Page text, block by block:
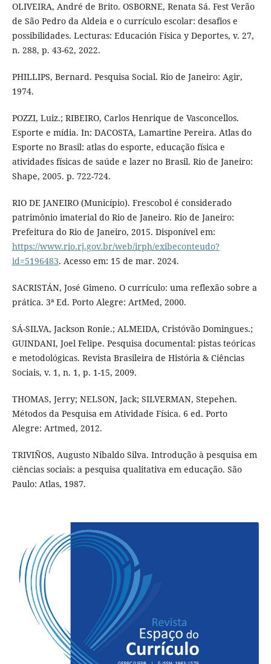
OLIVEIRA, André de Brito. OSBORNE, Renata Sá. Fest Verão
de São Pedro da Aldeia e o currículo escolar: desafios e
possibilidades. Lecturas: Educación Física y Deportes, v. 27,
n. 288, p. 43-62, 2022.
PHILLIPS, Bernard. Pesquisa Social. Rio de Janeiro: Agir,
1974.
POZZI, Luiz.; RIBEIRO, Carlos Henrique de Vasconcellos.
Esporte e mídia. In: DACOSTA, Lamartine Pereira. Atlas do
Esporte no Brasil: atlas do esporte, educação física e
atividades físicas de saúde e lazer no Brasil. Rio de Janeiro:
Shape, 2005. p. 722-724.
RIO DE JANEIRO (Município). Frescobol é considerado
patrimônio imaterial do Rio de Janeiro. Rio de Janeiro:
Prefeitura do Rio de Janeiro, 2015. Disponível em:
https://www.rio.rj.gov.br/web/irph/exibeconteudo?
id=5196483. Acesso em: 15 de mar. 2024.
SACRISTÁN, José Gimeno. O currículo: uma reflexão sobre a
prática. 3ª Ed. Porto Alegre: ArtMed, 2000.
SÁ-SILVA, Jackson Ronie.; ALMEIDA, Cristóvão Domingues.;
GUINDANI, Joel Felipe. Pesquisa documental: pistas teóricas
e metodológicas. Revista Brasileira de História & Ciências
Sociais, v. 1, n. 1, p. 1-15, 2009.
THOMAS, Jerry; NELSON, Jack; SILVERMAN, Stepehen.
Métodos da Pesquisa em Atividade Física. 6 ed. Porto
Alegre: Artmed, 2012.
TRIVIÑOS, Augusto Nibaldo Silva. Introdução à pesquisa em
ciências sociais: a pesquisa qualitativa em educação. São
Paulo: Atlas, 1987.